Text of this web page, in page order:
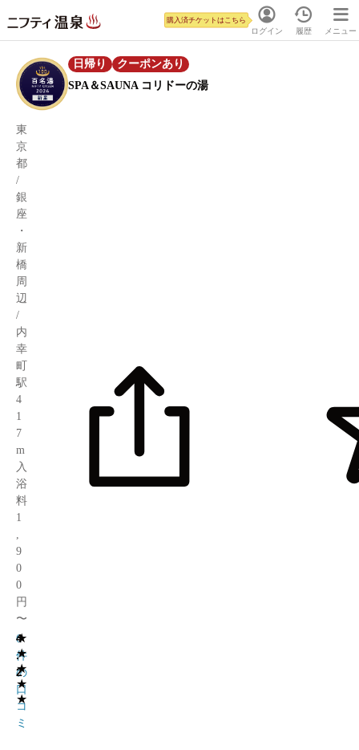
ログイン
購入済チケットはこちら
履歴 メニュー
日帰り
クーポンあり
SPA＆SAUNA コリドーの湯
東
京
都
/
銀
座
・
新
橋
周
辺
/
内
幸
町
駅
4
1
7
m
入
浴
料
1
9
0
0
円
〜
★
★
★
★
★
4
.
2
6
件
の
口
コ
ミ